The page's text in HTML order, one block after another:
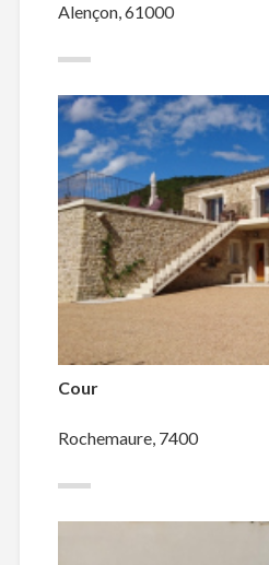
Alençon, 61000
Cour
Rochemaure, 7400